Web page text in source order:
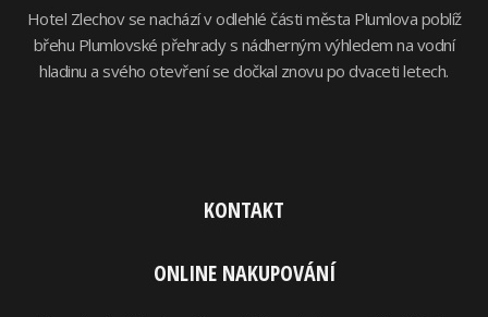
Hotel Zlechov se nachází v odlehlé části města Plumlova poblíž
břehu Plumlovské přehrady s nádherným výhledem na vodní
hladinu a svého otevření se dočkal znovu po dvaceti letech.
KONTAKT
ONLINE NAKUPOVÁNÍ